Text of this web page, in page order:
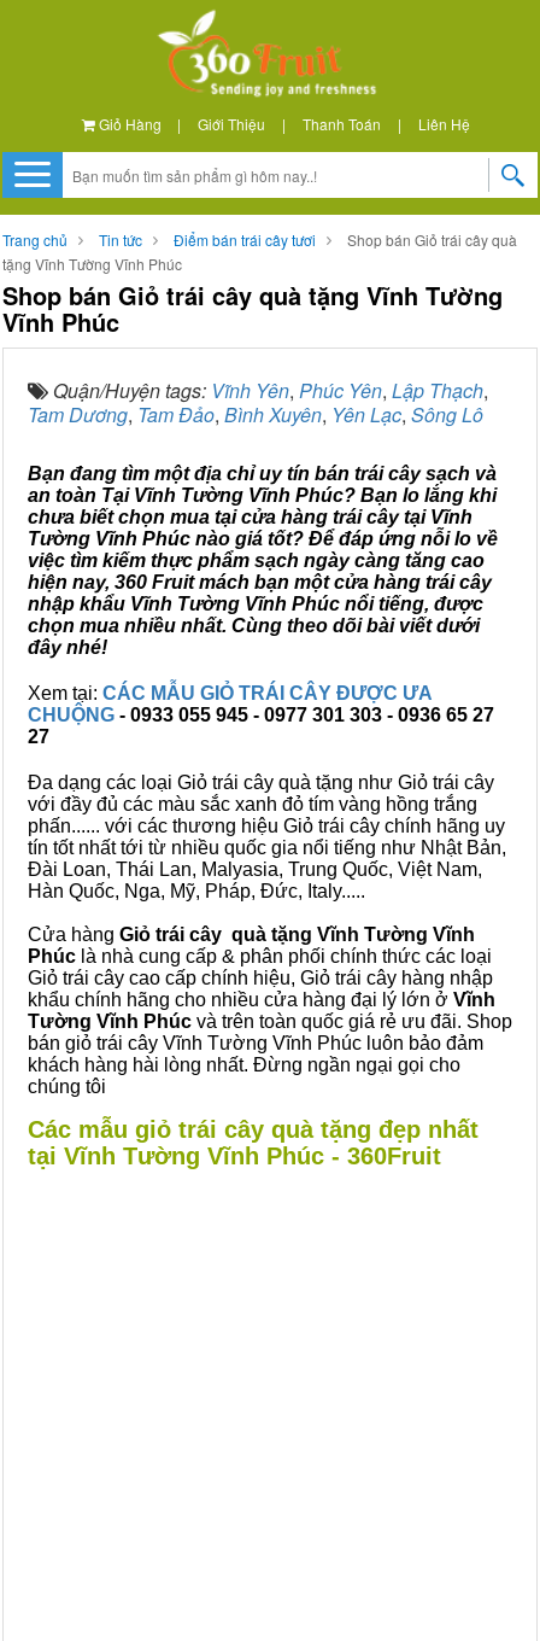
Giỏ Hàng | Giới Thiệu | Thanh Toán | Liên Hệ
Trang chủ Tin tức Điểm bán trái cây tươi
Shop bán Giỏ trái cây quà
tặng Vĩnh Tường Vĩnh Phúc
Shop bán Giỏ trái cây quà tặng Vĩnh Tường
Vĩnh Phúc
Quận/Huyện tags: Vĩnh Yên, Phúc Yên, Lập Thạch,
Tam Dương, Tam Đảo, Bình Xuyên, Yên Lạc, Sông Lô
Bạn đang tìm một địa chỉ uy tín bán trái cây sạch và
an toàn Tại Vĩnh Tường Vĩnh Phúc? Bạn lo lắng khi
chưa biết chọn mua tại cửa hàng trái cây tại Vĩnh
Tường Vĩnh Phúc nào giá tốt? Để đáp ứng nỗi lo về
việc tìm kiếm thực phẩm sạch ngày càng tăng cao
hiện nay, 360 Fruit mách bạn một cửa hàng trái cây
nhập khẩu Vĩnh Tường Vĩnh Phúc nổi tiếng, được
chọn mua nhiều nhất. Cùng theo dõi bài viết dưới
đây nhé!
Xem tại: CÁC MẪU GIỎ TRÁI CÂY ĐƯỢC ƯA
CHUỘNG - 0933 055 945 - 0977 301 303 - 0936 65 27
27
Đa dạng các loại Giỏ trái cây quà tặng như Giỏ trái cây
với đầy đủ các màu sắc xanh đỏ tím vàng hồng trắng
phấn...... với các thương hiệu Giỏ trái cây chính hãng uy
tín tốt nhất tới từ nhiều quốc gia nổi tiếng như Nhật Bản,
Đài Loan, Thái Lan, Malyasia, Trung Quốc, Việt Nam,
Hàn Quốc, Nga, Mỹ, Pháp, Đức, Italy.....
Cửa hàng Giỏ trái cây quà tặng Vĩnh Tường Vĩnh
Phúc là nhà cung cấp & phân phối chính thức các loại
Giỏ trái cây cao cấp chính hiệu, Giỏ trái cây hàng nhập
khẩu chính hãng cho nhiều cửa hàng đại lý lớn ở Vĩnh
Tường Vĩnh Phúc và trên toàn quốc giá rẻ ưu đãi. Shop
bán giỏ trái cây Vĩnh Tường Vĩnh Phúc luôn bảo đảm
khách hàng hài lòng nhất. Đừng ngần ngại gọi cho
chúng tôi
Các mẫu giỏ trái cây quà tặng đẹp nhất
tại Vĩnh Tường Vĩnh Phúc - 360Fruit